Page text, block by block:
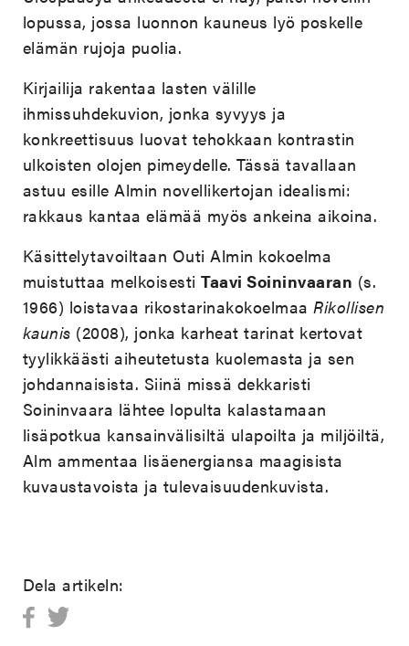
lopussa, jossa luonnon kauneus lyö poskelle
elämän rujoja puolia.
Kirjailija rakentaa lasten välille
ihmissuhdekuvion, jonka syvyys ja
konkreettisuus luovat tehokkaan kontrastin
ulkoisten olojen pimeydelle. Tässä tavallaan
astuu esille Almin novellikertojan idealismi:
rakkaus kantaa elämää myös ankeina aikoina.
Käsittelytavoiltaan Outi Almin kokoelma
muistuttaa melkoisestiTaavi Soininvaaran (s.
1966) loistavaa rikostarinakokoelmaaRikollisen
kaunis (2008), jonka karheat tarinat kertovat
tyylikkäästi aiheutetusta kuolemasta ja sen
johdannaisista. Siinä missä dekkaristi
Soininvaara lähtee lopulta kalastamaan
lisäpotkua kansainvälisiltä ulapoilta ja miljöiltä,
Alm ammentaa lisäenergiansa maagisista
kuvaustavoista ja tulevaisuudenkuvista.
Dela artikeln: